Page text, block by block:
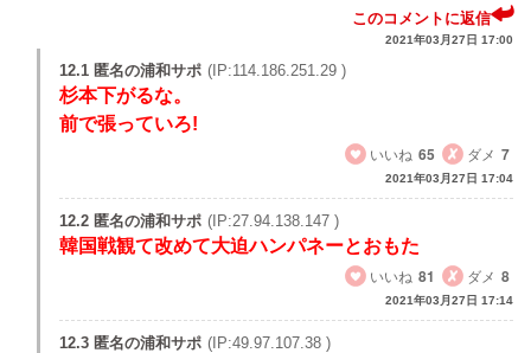
このコメントに返信
2021年03月27日 17:00
12.1 匿名の浦和サポ (IP:114.186.251.29 )
杉本下がるな。
前で張っていろ!
いいね 65 ダメ 7
2021年03月27日 17:04
12.2 匿名の浦和サポ (IP:27.94.138.147 )
韓国戦観て改めて大迫ハンパネーとおもた
いいね 81 ダメ 8
2021年03月27日 17:14
12.3 匿名の浦和サポ (IP:49.97.107.38 )